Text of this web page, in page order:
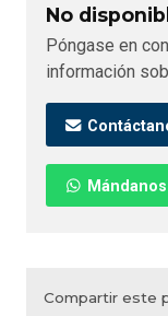
No
Póngase en
información
Compartir este